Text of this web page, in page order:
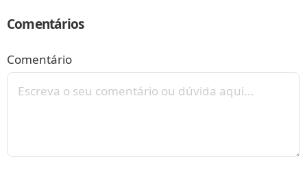
Comentários
Comentário